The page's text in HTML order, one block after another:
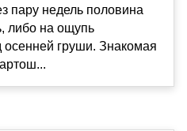
пару недель половина
либо на ощупь
груши. Знакомая